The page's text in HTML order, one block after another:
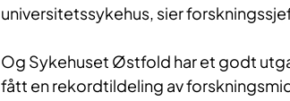
universitetssykehus, sier
Og Sykehuset Østfold har et godt
fått en rekordtildeling av